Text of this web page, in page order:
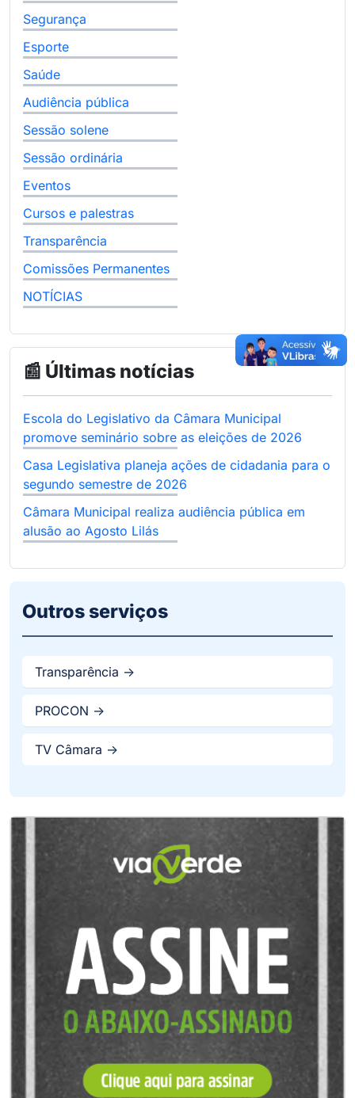
Segurança
Esporte
Saúde
Audiência pública
Sessão solene
Sessão ordinária
Eventos
Cursos e palestras
Transparência
Comissões Permanentes
NOTÍCIAS
📰 Últimas notícias
Escola do Legislativo da Câmara Municipal
promove seminário sobre as eleições de 2026
Casa Legislativa planeja ações de cidadania para o
segundo semestre de 2026
Câmara Municipal realiza audiência pública em
alusão ao Agosto Lilás
Outros serviços
Transparência ->
PROCON ->
TV Câmara ->